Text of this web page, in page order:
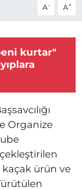
A- A+
kurtar"
Organize
kaçak ürün ve